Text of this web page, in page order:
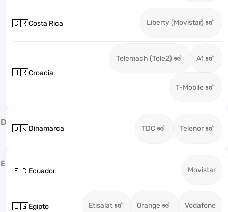
🇨🇷Costa Rica Liberty (Movistar)
🇭🇷Croacia
Telemach (Tele2) A1
T-Mobile
D
🇩🇰Dinamarca TDC Telenor
E
🇪🇨Ecuador Movistar
🇪🇬Egipto Etisalat Orange Vodafone